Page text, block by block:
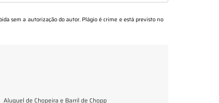
sem a autorização do autor. Plágio é crime e está previsto no
Aluguel de Chopeira e Barril de Chopp